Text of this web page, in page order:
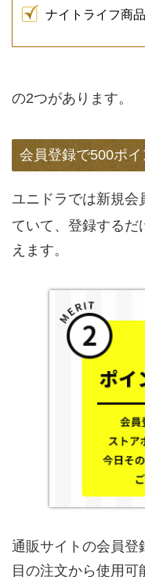
ナイトライフ商
の2つがあります。
会員登録で500ポイ
ユニドラでは新規会
ていて、登録するだ
えます。
通販サイトの会員登
目の注文から使用